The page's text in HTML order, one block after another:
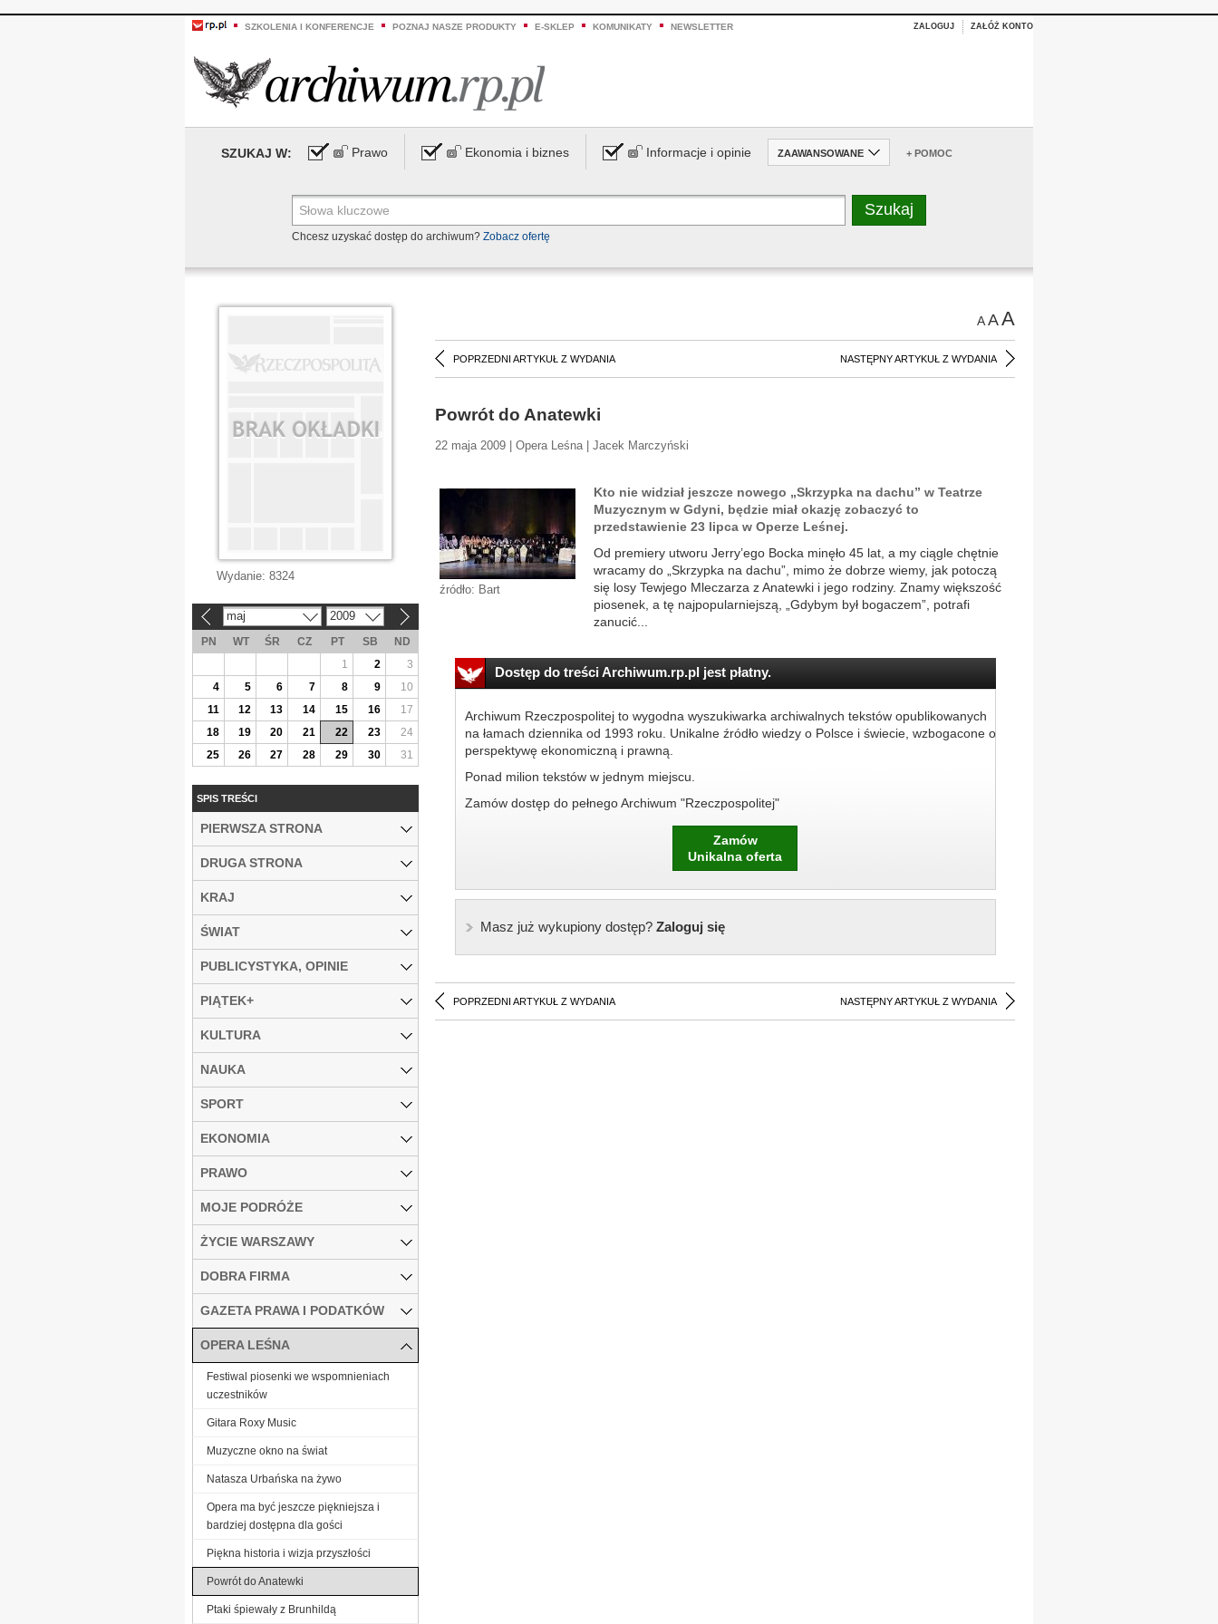
SZKOLENIA I KONFERENCJE POZNAJ NASZE PRODUKTY E-SKLEP KOMUNIKATY NEWSLETTER ZALOGUJ ZAŁÓŻ KONTO
SZUKAJ W: Prawo Ekonomia i biznes Informacje i opinie ZAAWANSOWANE + POMOC
Chcesz uzyskać dostęp do archiwum? Zobacz ofertę
AAA
POPRZEDNI ARTYKUŁ Z WYDANIA NASTĘPNY ARTYKUŁ Z WYDANIA
Powrót do Anatewki
22 maja 2009 | Opera Leśna | Jacek Marczyński
źródło: Bart
Kto nie widział jeszcze nowego „Skrzypka na dachu” w Teatrze
Muzycznym w Gdyni, będzie miał okazję zobaczyć to
przedstawienie 23 lipca w Operze Leśnej.
Od premiery utworu Jerry’ego Bocka minęło 45 lat, a my ciągle chętnie
wracamy do „Skrzypka na dachu”, mimo że dobrze wiemy, jak potoczą
się losy Tewjego Mleczarza z Anatewki i jego rodziny. Znamy większość
piosenek, a tę najpopularniejszą, „Gdybym był bogaczem”, potrafi
zanucić...
Dostęp do treści Archiwum.rp.pl jest płatny.
Archiwum Rzeczpospolitej to wygodna wyszukiwarka archiwalnych tekstów opublikowanych
na łamach dziennika od 1993 roku. Unikalne źródło wiedzy o Polsce i świecie, wzbogacone o
perspektywę ekonomiczną i prawną.
Ponad milion tekstów w jednym miejscu.
Zamów dostęp do pełnego Archiwum "Rzeczpospolitej"
Zamów
Unikalna oferta
Masz już wykupiony dostęp?Zaloguj się
POPRZEDNI ARTYKUŁ Z WYDANIA NASTĘPNY ARTYKUŁ Z WYDANIA
Wydanie: 8324
maj 2009
PN WT ŚR CZ PT SB
ND
1
2
3
4
5 6 7 8 9
10
11
12 13 14 15 16
17
18
19 20 21 22 23
24
25
26 27 28 29 30 31
SPIS TREŚCI
PIERWSZA STRONA
DRUGA STRONA
KRAJ
ŚWIAT
PUBLICYSTYKA, OPINIE
PIĄTEK+
KULTURA
NAUKA
SPORT
EKONOMIA
PRAWO
MOJE PODRÓŻE
ŻYCIE WARSZAWY
DOBRA FIRMA
GAZETA PRAWA I PODATKÓW
OPERA LEŚNA
Festiwal piosenki we wspomnieniach
uczestników
Gitara Roxy Music
Muzyczne okno na świat
Natasza Urbańska na żywo
Opera ma być jeszcze piękniejsza i
bardziej dostępna dla gości
Piękna historia i wizja przyszłości
Powrót do Anatewki
Ptaki śpiewały z Brunhildą